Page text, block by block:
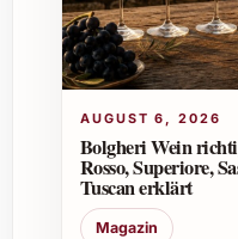
Frische und
Jahrgang:
Geschmack:
Aromen von
Kräutern
Optimal zu
AUGUST 6, 2026
Bolgheri Wein
Rosso, Superiore,
Tuscan erklärt
Magazin